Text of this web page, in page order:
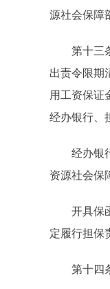
源社会保障
第十三条
出责令限期
用工资保证
经办银行、
经办银行
资源社会保
开具保函
定履行担保
第十四条